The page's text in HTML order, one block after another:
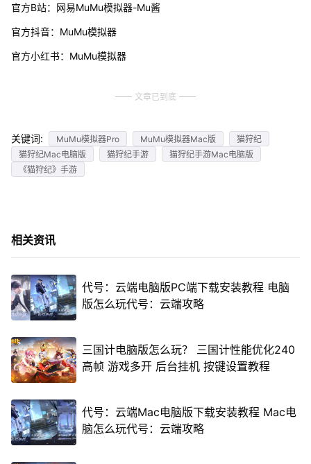
官方B站：网易MuMu模拟器-Mu酱
官方抖音：MuMu模拟器
官方小红书：MuMu模拟器
文章已到底
关键词: MuMu模拟器Pro MuMu模拟器Mac版
猫狩纪
猫狩纪Mac电脑版
猫狩纪手游
猫狩纪手游Mac电脑版
《猫狩纪》手游
相关资讯
代号：云端电脑版PC端下载安装教程 电脑
版怎么玩代号：云端攻略
三国计电脑版怎么玩？ 三国计性能优化240
高帧 游戏多开 后台挂机 按键设置教程
代号：云端Mac电脑版下载安装教程 Mac电
脑怎么玩代号：云端攻略